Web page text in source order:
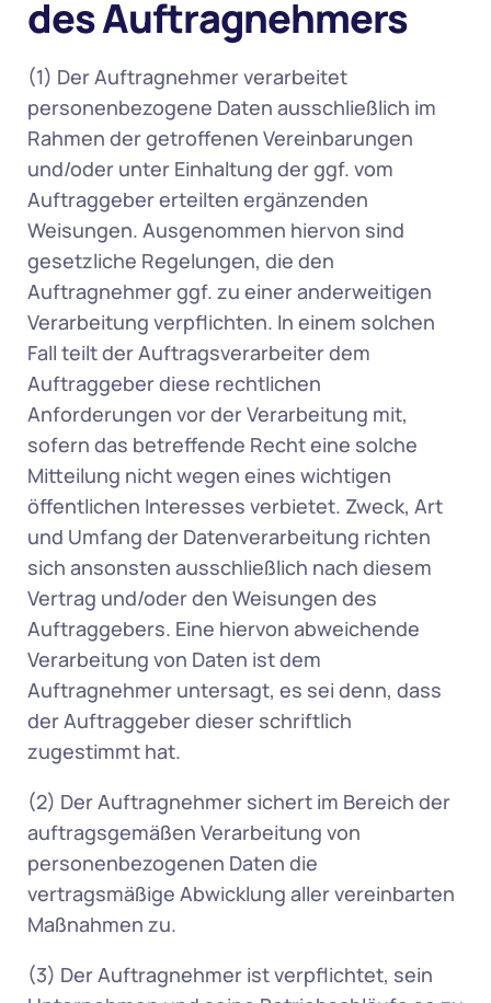
des Auftragnehmers
(1) Der Auftragnehmer verarbeitet
personenbezogene Daten ausschließlich im
Rahmen der getroffenen Vereinbarungen
und/oder unter Einhaltung der ggf. vom
Auftraggeber erteilten ergänzenden
Weisungen. Ausgenommen hiervon sind
gesetzliche Regelungen, die den
Auftragnehmer ggf. zu einer anderweitigen
Verarbeitung verpflichten. In einem solchen
Fall teilt der Auftragsverarbeiter dem
Auftraggeber diese rechtlichen
Anforderungen vor der Verarbeitung mit,
sofern das betreffende Recht eine solche
Mitteilung nicht wegen eines wichtigen
öffentlichen Interesses verbietet. Zweck, Art
und Umfang der Datenverarbeitung richten
sich ansonsten ausschließlich nach diesem
Vertrag und/oder den Weisungen des
Auftraggebers. Eine hiervon abweichende
Verarbeitung von Daten ist dem
Auftragnehmer untersagt, es sei denn, dass
der Auftraggeber dieser schriftlich
zugestimmt hat.
(2) Der Auftragnehmer sichert im Bereich der
auftragsgemäßen Verarbeitung von
personenbezogenen Daten die
vertragsmäßige Abwicklung aller vereinbarten
Maßnahmen zu.
(3) Der Auftragnehmer ist verpflichtet, sein